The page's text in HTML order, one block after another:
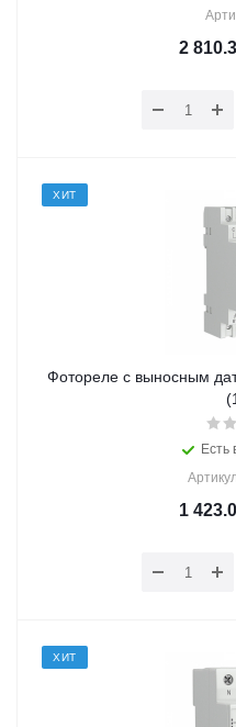
2
ХИТ
Фотореле с выносным
Есть
1
ХИТ